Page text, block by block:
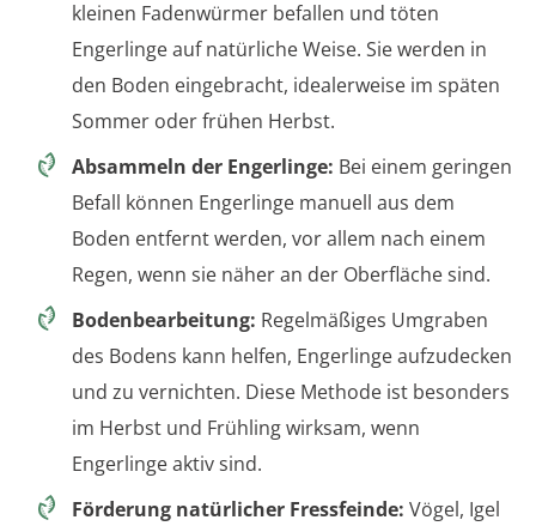
kleinen Fadenwürmer befallen und töten
Engerlinge auf natürliche Weise. Sie werden in
den Boden eingebracht, idealerweise im späten
Sommer oder frühen Herbst.
Absammeln der Engerlinge: Bei einem geringen
Befall können Engerlinge manuell aus dem
Boden entfernt werden, vor allem nach einem
Regen, wenn sie näher an der Oberfläche sind.
Bodenbearbeitung: Regelmäßiges Umgraben
des Bodens kann helfen, Engerlinge aufzudecken
und zu vernichten. Diese Methode ist besonders
im Herbst und Frühling wirksam, wenn
Engerlinge aktiv sind.
Förderung natürlicher Fressfeinde: Vögel, Igel